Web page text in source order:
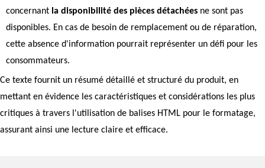
concernant la disponibilité des pièces détachées ne sont pas
disponibles. En cas de besoin de remplacement ou de réparation,
cette absence d'information pourrait représenter un défi pour les
consommateurs.
Ce texte fournit un résumé détaillé et structuré du produit, en
mettant en évidence les caractéristiques et considérations les plus
critiques à travers l'utilisation de balises HTML pour le formatage,
assurant ainsi une lecture claire et efficace.